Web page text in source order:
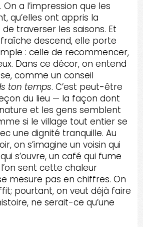
a l’impression que les
qu’elles ont appris la
traverser les saisons. Et
descend, elle porte
: celle de recommencer,
Dans ce décor, on entend
comme un conseil
ton temps. C’est peut-être
du lieu — la façon dont
et les gens semblent
si le village tout entier se
une dignité tranquille. Au
on s’imagine un voisin qui
s’ouvre, un café qui fume
sent cette chaleur
mesure pas en chiffres. On
pourtant, on veut déjà faire
ne serait-ce qu’une